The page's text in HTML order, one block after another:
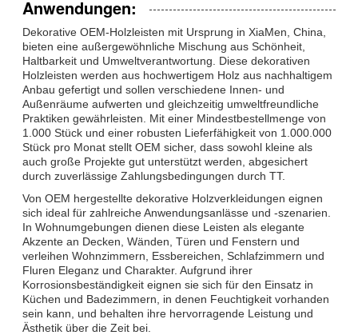
Anwendungen:
Dekorative OEM-Holzleisten mit Ursprung in XiaMen, China,
bieten eine außergewöhnliche Mischung aus Schönheit,
Haltbarkeit und Umweltverantwortung. Diese dekorativen
Holzleisten werden aus hochwertigem Holz aus nachhaltigem
Anbau gefertigt und sollen verschiedene Innen- und
Außenräume aufwerten und gleichzeitig umweltfreundliche
Praktiken gewährleisten. Mit einer Mindestbestellmenge von
1.000 Stück und einer robusten Lieferfähigkeit von 1.000.000
Stück pro Monat stellt OEM sicher, dass sowohl kleine als
auch große Projekte gut unterstützt werden, abgesichert
durch zuverlässige Zahlungsbedingungen durch TT.
Von OEM hergestellte dekorative Holzverkleidungen eignen
sich ideal für zahlreiche Anwendungsanlässe und -szenarien.
In Wohnumgebungen dienen diese Leisten als elegante
Akzente an Decken, Wänden, Türen und Fenstern und
verleihen Wohnzimmern, Essbereichen, Schlafzimmern und
Fluren Eleganz und Charakter. Aufgrund ihrer
Korrosionsbeständigkeit eignen sie sich für den Einsatz in
Küchen und Badezimmern, in denen Feuchtigkeit vorhanden
sein kann, und behalten ihre hervorragende Leistung und
Ästhetik über die Zeit bei.